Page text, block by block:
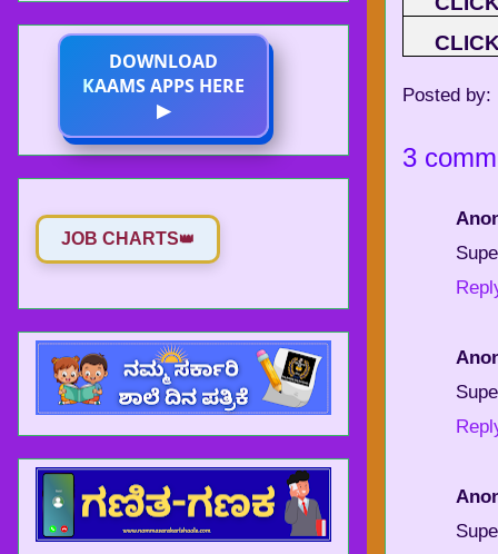
Posted by:
3
DOWNLOAD
KAAMS APPS HERE
▶
JOB CHARTS👑